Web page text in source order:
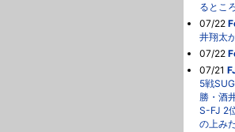
るとこ
07/22
井翔太
07/22
07/21
5戦
勝・酒
S-FJ 2
の上み